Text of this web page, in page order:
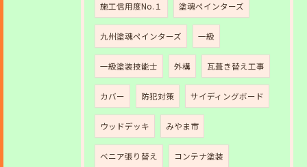
施工信用度No.１ 塗魂ペインターズ
九州塗魂ペインターズ 一級
一級塗装技能士 外構 瓦葺き替え工事
カバー 防犯対策 サイディングボード
ウッドデッキ みやま市
ベニア張り替え コンテナ塗装